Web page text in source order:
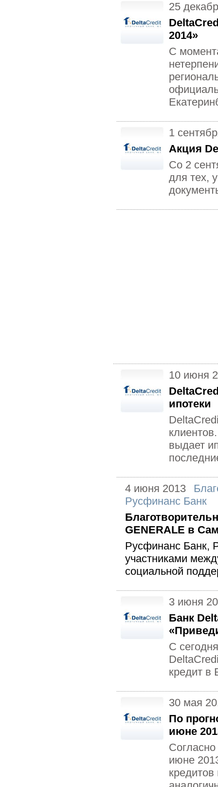
25
2014»
С
1
Акция
Со 2
для тех,
10 июня
ипотеки
выдает
4 июня 2013
Русфинанс Банк
GENERALE в
Русфинанс Банк,
участниками
социальной
3 июня
Банк
С
кредит в
30 мая
По
июне
июне